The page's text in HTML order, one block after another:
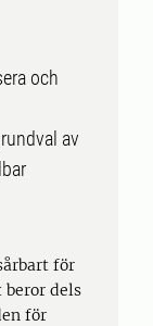
och
av
för
beror dels
för